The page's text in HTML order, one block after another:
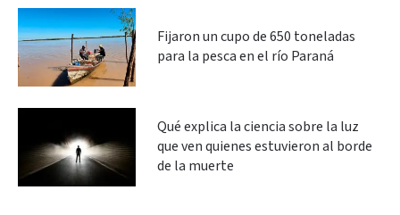
Fijaron un cupo de 650 toneladas
para la pesca en el río Paraná
Qué explica la ciencia sobre la luz
que ven quienes estuvieron al borde
de la muerte